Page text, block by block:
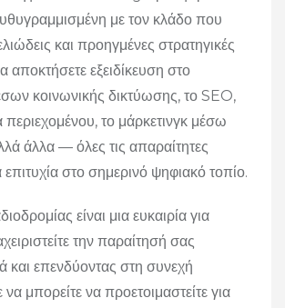
με τον κλάδο που
και προηγμένες στρατηγικές
αποκτήσετε εξειδίκευση στο
κοινωνικής δικτύωσης, το SEO,
περιεχομένου, το μάρκετινγκ μέσω
άλλα — όλες τις απαραίτητες
επιτυχία στο σημερινό ψηφιακό τοπίο.
είναι μια ευκαιρία για
την παραίτησή σας
και επενδύοντας στη συνεχή
μπορείτε να προετοιμαστείτε για